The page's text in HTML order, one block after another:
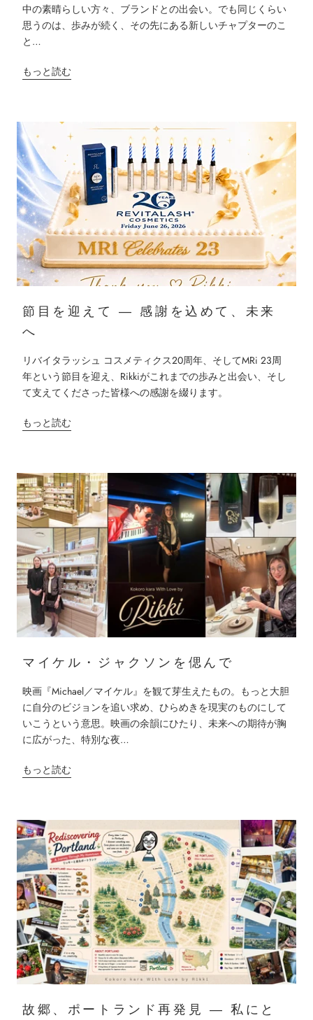
中の素晴らしい方々、ブランドとの出会い。でも同じくらい
思うのは、歩みが続く、その先にある新しいチャプターのこ
と…
もっと読む
節目を迎えて ― 感謝を込めて、未来
へ
リバイタラッシュ コスメティクス20周年、そしてMRi 23周
年という節目を迎え、Rikkiがこれまでの歩みと出会い、そし
て支えてくださった皆様への感謝を綴ります。
もっと読む
マイケル・ジャクソンを偲んで
映画『Michael／マイケル』を観て芽生えたもの。もっと大胆
に自分のビジョンを追い求め、ひらめきを現実のものにして
いこうという意思。映画の余韻にひたり、未来への期待が胸
に広がった、特別な夜…
もっと読む
故郷、ポートランド再発見 ― 私にと